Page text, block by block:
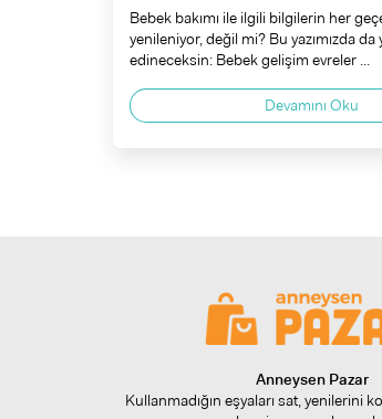
Bebek bakımı ile ilgili bilgilerin her
yenileniyor, değil mi? Bu yazımızda
edineceksin: Bebek gelişim evreler ...
Devamını Oku
Anneysen Pazar
Kullanmadığın eşyaları sat, yenilerini